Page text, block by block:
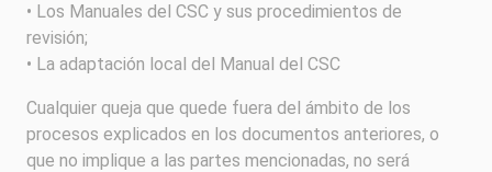
• Los Manuales del CSC y sus procedimientos de
revisión;
• La adaptación local del Manual del CSC
Cualquier queja que quede fuera del ámbito de los
procesos explicados en los documentos anteriores, o
que no implique a las partes mencionadas, no será